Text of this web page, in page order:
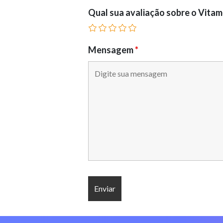
Qual sua avaliação sobre o
Mensagem*